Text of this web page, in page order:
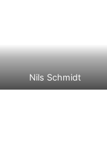
Nils Schmidt